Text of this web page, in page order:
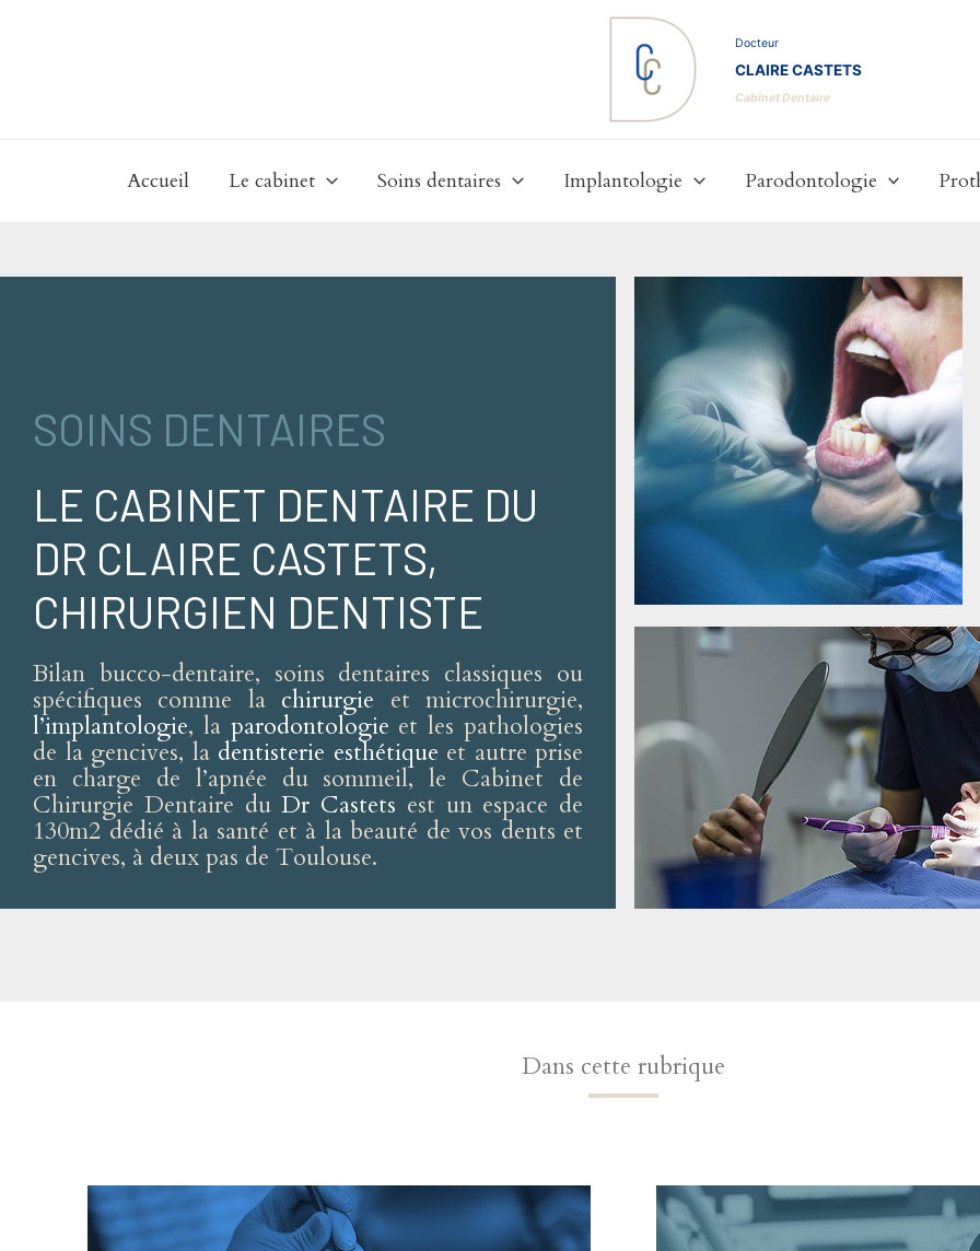
Docteur
CLAIRE CASTETS
Cabinet Dentaire
Accueil Le cabinet Soins dentaires Implantologie Parodontologie
SOINS DENTAIRES
LE CABINET DENTAIRE DU
DR CLAIRE CASTETS,
CHIRURGIEN DENTISTE
Bilan bucco-dentaire, soins dentaires classiques ou
spécifiques comme la chirurgie et microchirurgie,
l’implantologie, la parodontologie et les pathologies
de la gencives, la dentisterie esthétique et autre prise
en charge de l’apnée du sommeil, le Cabinet de
Chirurgie Dentaire duDr Castets est un espace de
130m2 dédié à la santé et à la beauté de vos dents et
gencives, à deux pas de Toulouse.
Dans cette rubrique